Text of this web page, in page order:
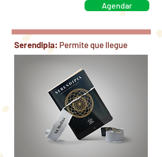
Agendar
Serendipia: Permite que llegue